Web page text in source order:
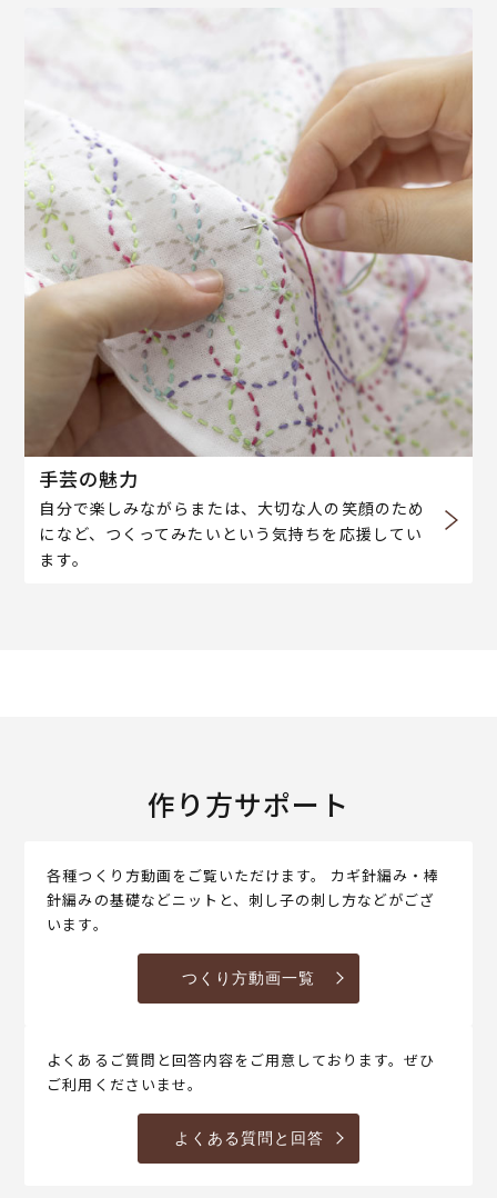
手芸の魅力
自分で楽しみながらまたは、大切な人の笑顔のため
になど、つくってみたいという気持ちを応援してい
ます。
作り方サポート
各種つくり方動画をご覧いただけます。 カギ針編み・棒
針編みの基礎などニットと、刺し子の刺し方などがござ
います。
つくり方動画一覧
よくあるご質問と回答内容をご用意しております。ぜひ
ご利用くださいませ。
よくある質問と回答